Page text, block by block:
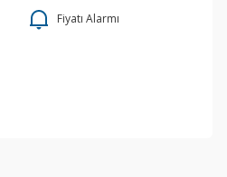
Fiyatı Alarmı